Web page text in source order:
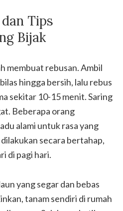
Tips
Bijak
membuat rebusan. Ambil
hingga bersih, lalu rebus
sekitar 10-15 menit. Saring
Beberapa orang
alami untuk rasa yang
secara bertahap,
di pagi hari.
yang segar dan bebas
tanam sendiri di rumah